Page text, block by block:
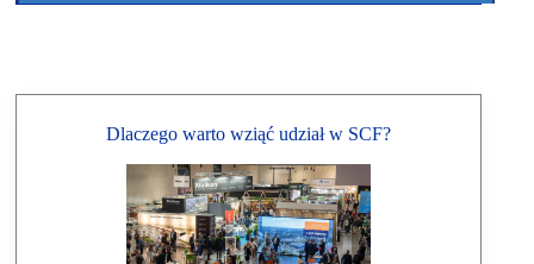
Dlaczego warto wziąć udział w SCF?